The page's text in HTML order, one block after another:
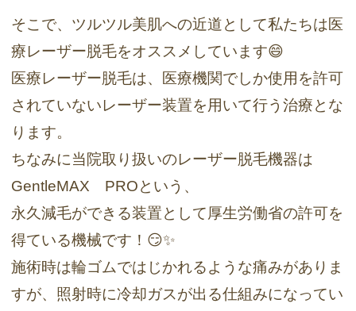
そこで、ツルツル美肌への近道として私たちは医
療レーザー脱毛をオススメしています😄
医療レーザー脱毛は、医療機関でしか使用を許可
されていないレーザー装置を用いて行う治療とな
ります。
ちなみに当院取り扱いのレーザー脱毛機器は
GentleMAX PROという、
永久減毛ができる装置として厚生労働省の許可を
得ている機械です！😏✨
施術時は輪ゴムではじかれるような痛みがありま
すが、照射時に冷却ガスが出る仕組みになってい